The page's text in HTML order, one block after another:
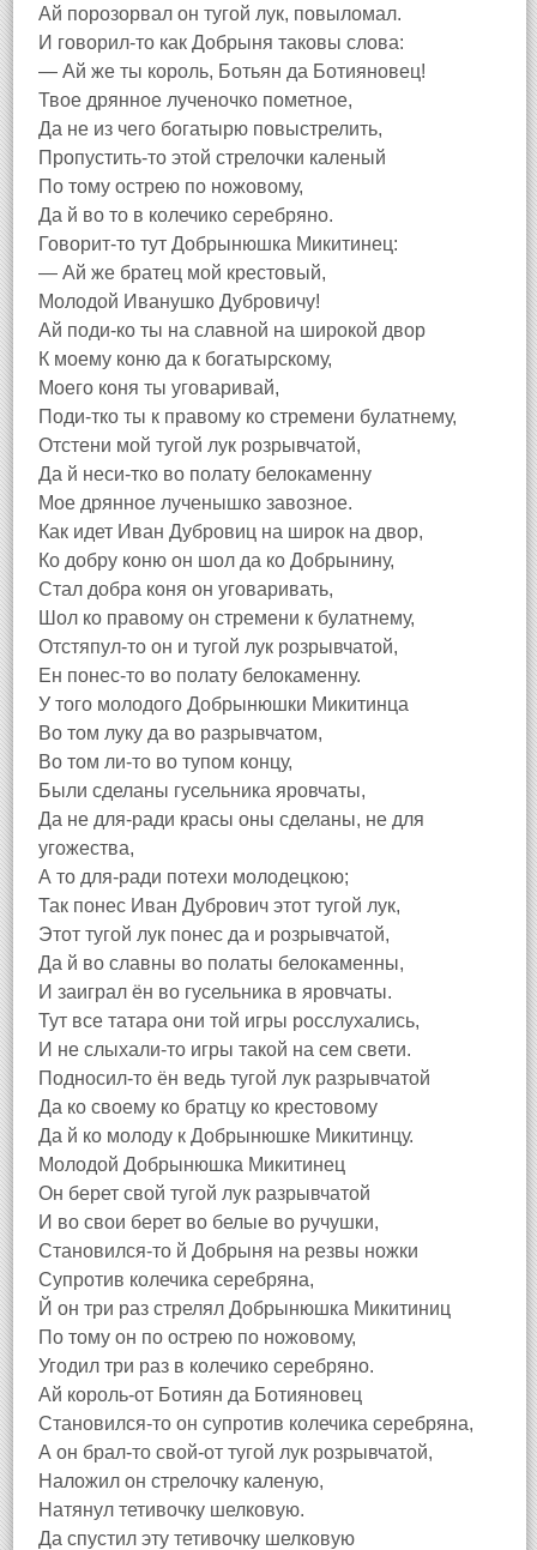
Ай порозорвал он тугой лук, повыломал.
И говорил-то как Добрыня таковы слова:
— Ай же ты король, Ботьян да Ботияновец!
Твое дрянное лученочко пометное,
Да не из чего богатырю повыстрелить,
Пропустить-то этой стрелочки каленый
По тому острею по ножовому,
Да й во то в колечико серебряно.
Говорит-то тут Добрынюшка Микитинец:
— Ай же братец мой крестовый,
Молодой Иванушко Дубровичу!
Ай поди-ко ты на славной на широкой двор
К моему коню да к богатырскому,
Моего коня ты уговаривай,
Поди-тко ты к правому ко стремени булатнему,
Отстени мой тугой лук розрывчатой,
Да й неси-тко во полату белокаменну
Мое дрянное лученышко завозное.
Как идет Иван Дубровиц на широк на двор,
Ко добру коню он шол да ко Добрынину,
Стал добра коня он уговаривать,
Шол ко правому он стремени к булатнему,
Отстяпул-то он и тугой лук розрывчатой,
Ен понес-то во полату белокаменну.
У того молодого Добрынюшки Микитинца
Во том луку да во разрывчатом,
Во том ли-то во тупом концу,
Были сделаны гусельника яровчаты,
Да не для-ради красы оны сделаны, не для
угожества,
А то для-ради потехи молодецкою;
Так понес Иван Дубрович этот тугой лук,
Этот тугой лук понес да и розрывчатой,
Да й во славны во полаты белокаменны,
И заиграл ён во гусельника в яровчаты.
Тут все татара они той игры росслухались,
И не слыхали-то игры такой на сем свети.
Подносил-то ён ведь тугой лук разрывчатой
Да ко своему ко братцу ко крестовому
Да й ко молоду к Добрынюшке Микитинцу.
Молодой Добрынюшка Микитинец
Он берет свой тугой лук разрывчатой
И во свои берет во белые во ручушки,
Становился-то й Добрыня на резвы ножки
Супротив колечика серебряна,
Й он три раз стрелял Добрынюшка Микитиниц
По тому он по острею по ножовому,
Угодил три раз в колечико серебряно.
Ай король-от Ботиян да Ботияновец
Становился-то он супротив колечика серебряна,
А он брал-то свой-от тугой лук розрывчатой,
Наложил он стрелочку каленую,
Натянул тетивочку шелковую.
Да спустил эту тетивочку шелковую